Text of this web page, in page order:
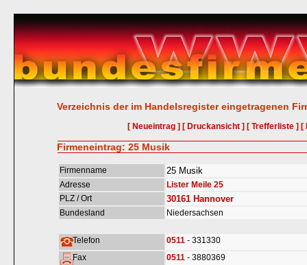
Verzeichnis der im Handelsregister eingetragenen
[ Neueintrag ] [ Druckansicht ] [ Trefferliste ] [
Firmeneintrag: 25 Musik
Firmenname 25 Musik
Adresse
Lister Meile 25
PLZ / Ort
30161 Hannover
Bundesland Niedersachsen
Telefon 0511 - 331330
Fax
0511 - 3880369